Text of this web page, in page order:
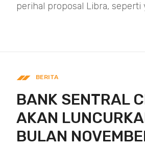
perihal proposal Libra, seperti
BERITA
BANK SENTRAL
AKAN
BULAN